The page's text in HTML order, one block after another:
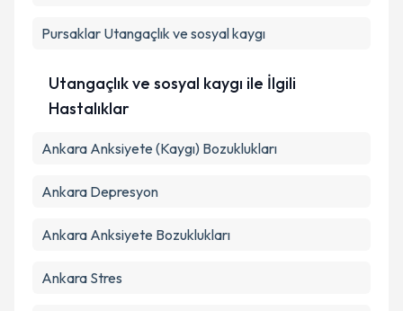
Pursaklar Utangaçlık ve sosyal kaygı
Utangaçlık ve sosyal kaygı ile İlgili
Hastalıklar
Ankara Anksiyete (Kaygı) Bozuklukları
Ankara Depresyon
Ankara Anksiyete Bozuklukları
Ankara Stres